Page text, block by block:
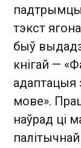
тэкст
быў
кнігай —
адаптацыя
мове».
наўрад ці